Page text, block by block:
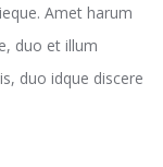
Amet harum
duo et illum
duo idque discere